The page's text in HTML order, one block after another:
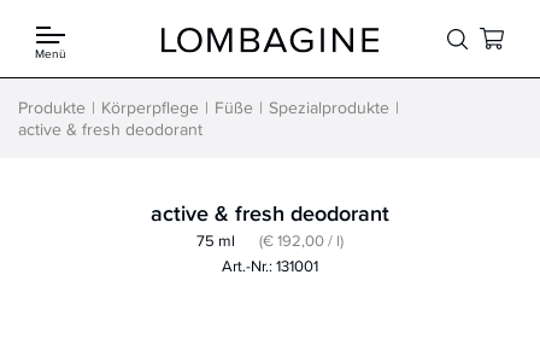
Menü
Produkte Körperpflege Füße
Spezialprodukte
active & fresh deodorant
active & fresh deodorant
75 ml
(€ 192,00 / l)
Art.-Nr.: 131001